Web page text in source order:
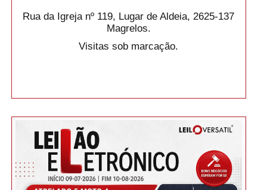
Rua da Igreja nº 119, Lugar de Aldeia, 2625-137
Magrelos.
Visitas sob marcação.